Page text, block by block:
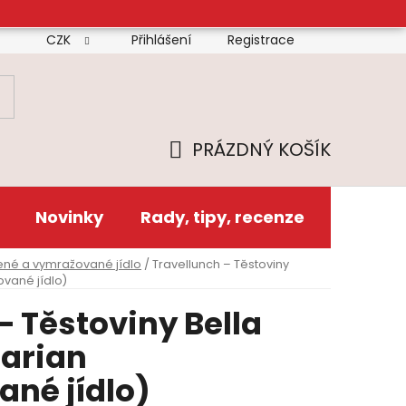
Doprava Platba Reklamační řád
CZK Přihlášení Registrace
KOŠÍK
PRÁZDNÝ KOŠÍK
Novinky Rady, tipy, recenze
a vymražované jídlo / Travellunch – Těstoviny
jídlo)
Těstoviny Bella
jídlo)